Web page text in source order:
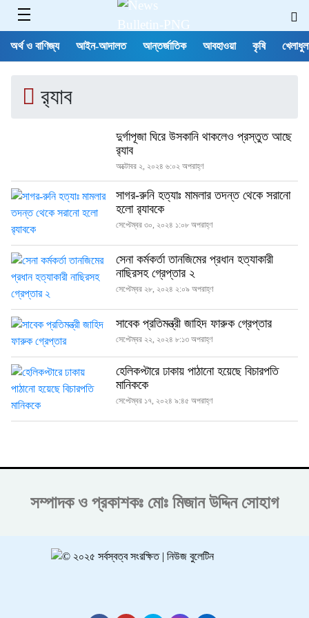
অর্থ ও বাণিজ্য আইন-আদালত আন্তর্জাতিক আবহাওয়া কৃষি
র‌্যাব
দুর্গাপূজা ঘিরে উসকানি থাকলেও প্রস্তুত আছে
র‍্যাব
অক্টোবর ২, ২০২৪ ৬:০২ অপরাহ্ণ
সাগর-রুনি হত্যাঃ মামলার তদন্ত থেকে সরানো
হলো র‌্যাবকে
সেপ্টেম্বর ৩০, ২০২৪ ১:০৮ অপরাহ্ণ
সেনা কর্মকর্তা তানজিমের প্রধান হত্যাকারী
নাছিরসহ গ্রেপ্তার ২
সেপ্টেম্বর ২৮, ২০২৪ ২:০৯ অপরাহ্ণ
সাবেক প্রতিমন্ত্রী জাহিদ ফারুক গ্রেপ্তার
সেপ্টেম্বর ২২, ২০২৪ ৮:১৩ অপরাহ্ণ
হেলিকপ্টারে ঢাকায় পাঠানো হয়েছে বিচারপতি
মানিককে
সেপ্টেম্বর ১৭, ২০২৪ ৯:৪৫ অপরাহ্ণ
সম্পাদক ও প্রকাশকঃ মোঃ মিজান উদ্দিন সোহাগ